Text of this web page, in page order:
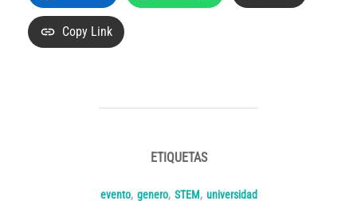
Copy Link
ETIQUETAS
evento, genero, STEM, universidad